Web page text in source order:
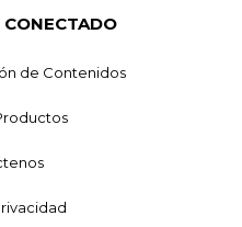
de Contenidos